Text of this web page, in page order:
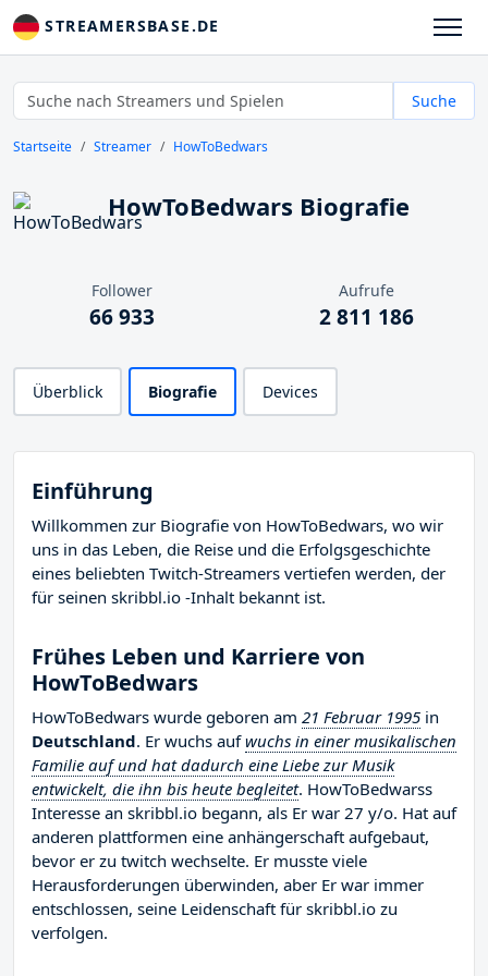
STREAMERSBASE.DE
Suche
Startseite Streamer HowToBedwars
HowToBedwars Biografie
Follower
66 933
Aufrufe
2 811 186
Überblick Biografie Devices
Einführung
Willkommen zur Biografie von HowToBedwars, wo wir
uns in das Leben, die Reise und die Erfolgsgeschichte
eines beliebten Twitch-Streamers vertiefen werden, der
für seinen skribbl.io -Inhalt bekannt ist.
Frühes Leben und Karriere von
HowToBedwars
HowToBedwars wurde geboren am 21 Februar 1995 in
Deutschland. Er wuchs aufwuchs in einer musikalischen
Familie auf und hat dadurch eine Liebe zur Musik
entwickelt, die ihn bis heute begleitet. HowToBedwarss
Interesse an skribbl.io begann, als Er war 27 y/o. Hat auf
anderen plattformen eine anhängerschaft aufgebaut,
bevor er zu twitch wechselte. Er musste viele
Herausforderungen überwinden, aber Er war immer
entschlossen, seine Leidenschaft für skribbl.io zu
verfolgen.